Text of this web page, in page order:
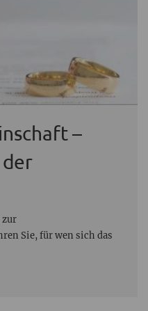
–
zur
Sie, für wen sich das